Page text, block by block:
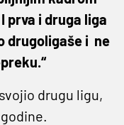
prva i druga liga
drugoligaše i ne
drugu ligu,